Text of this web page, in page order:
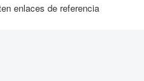
enlaces de referencia